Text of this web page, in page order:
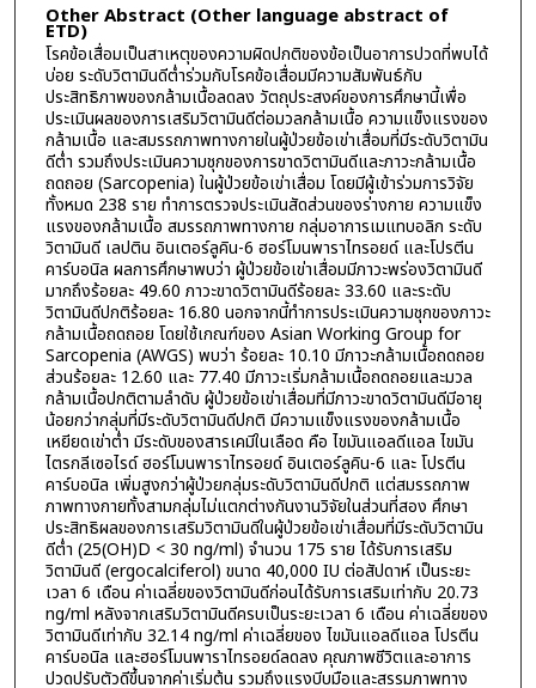
Other Abstract (Other language abstract of
ETD)
โรคข้อเสื่อมเป็นสาเหตุของความผิดปกติของข้อเป็นอาการปวดที่พบได้
บ่อย ระดับวิตามินดีต่ำร่วมกับโรคข้อเสื่อมมีความสัมพันธ์กับ
ประสิทธิภาพของกล้ามเนื้อลดลง วัตถุประสงค์ของการศึกษานี้เพื่อ
ประเมินผลของการเสริมวิตามินดีต่อมวลกล้ามเนื้อ ความแข็งแรงของ
กล้ามเนื้อ และสมรรถภาพทางกายในผู้ป่วยข้อเข่าเสื่อมที่มีระดับวิตามิน
ดีต่ำ รวมถึงประเมินความชุกของการขาดวิตามินดีและภาวะกล้ามเนื้อ
ถดถอย (Sarcopenia) ในผู้ป่วยข้อเข่าเสื่อม โดยมีผู้เข้าร่วมการวิจัย
ทั้งหมด 238 ราย ทำการตรวจประเมินสัดส่วนของร่างกาย ความแข็ง
แรงของกล้ามเนื้อ สมรรถภาพทางกาย กลุ่มอาการเมแทบอลิก ระดับ
วิตามินดี เลปติน อินเตอร์ลูคิน-6 ฮอร์โมนพาราไทรอยด์ และโปรตีน
คาร์บอนิล ผลการศึกษาพบว่า ผู้ป่วยข้อเข่าเสื่อมมีภาวะพร่องวิตามินดี
มากถึงร้อยละ 49.60 ภาวะขาดวิตามินดีร้อยละ 33.60 และระดับ
วิตามินดีปกติร้อยละ 16.80 นอกจากนี้ทำการประเมินความชุกของภาวะ
กล้ามเนื้อถดถอย โดยใช้เกณฑ์ของ Asian Working Group for
Sarcopenia (AWGS) พบว่า ร้อยละ 10.10 มีภาวะกล้ามเนื้อถดถอย
ส่วนร้อยละ 12.60 และ 77.40 มีภาวะเริ่มกล้ามเนื้อถดถอยและมวล
กล้ามเนื้อปกติตามลำดับ ผู้ป่วยข้อเข่าเสื่อมที่มีภาวะขาดวิตามินดีมีอายุ
น้อยกว่ากลุ่มที่มีระดับวิตามินดีปกติ มีความแข็งแรงของกล้ามเนื้อ
เหยียดเข่าต่ำ มีระดับของสารเคมีในเลือด คือ ไขมันแอลดีแอล ไขมัน
ไตรกลีเซอไรด์ ฮอร์โมนพาราไทรอยด์ อินเตอร์ลูคิน-6 และ โปรตีน
คาร์บอนิล เพิ่มสูงกว่าผู้ป่วยกลุ่มระดับวิตามินดีปกติ แต่สมรรถภาพ
ภาพทางกายทั้งสามกลุ่มไม่แตกต่างกันงานวิจัยในส่วนที่สอง ศึกษา
ประสิทธิผลของการเสริมวิตามินดีในผู้ป่วยข้อเข่าเสื่อมที่มีระดับวิตามิน
ดีต่ำ (25(OH)D < 30 ng/ml) จำนวน 175 ราย ได้รับการเสริม
วิตามินดี (ergocalciferol) ขนาด 40,000 IU ต่อสัปดาห์ เป็นระยะ
เวลา 6 เดือน ค่าเฉลี่ยของวิตามินดีก่อนได้รับการเสริมเท่ากับ 20.73
ng/ml หลังจากเสริมวิตามินดีครบเป็นระยะเวลา 6 เดือน ค่าเฉลี่ยของ
วิตามินดีเท่ากับ 32.14 ng/ml ค่าเฉลี่ยของ ไขมันแอลดีแอล โปรตีน
คาร์บอนิล และฮอร์โมนพาราไทรอยด์ลดลง คุณภาพชีวิตและอาการ
ปวดปรับตัวดีขึ้นจากค่าเริ่มต้น รวมถึงแรงบีบมือและสรรมภาพทาง